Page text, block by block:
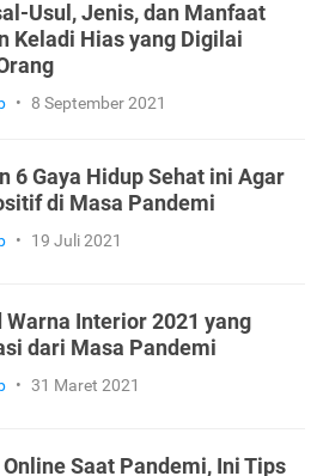
Usul, Jenis, dan Manfaat
Keladi Hias yang Digilai
• 8 September 2021
6 Gaya Hidup Sehat ini Agar
di Masa Pandemi
• 19 Juli 2021
Warna Interior 2021 yang
dari Masa Pandemi
• 31 Maret 2021
Saat Pandemi, Ini Tips